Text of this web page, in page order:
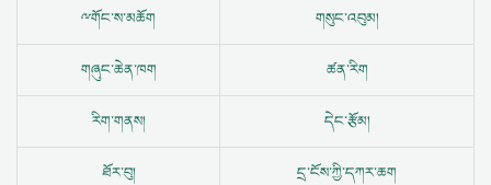
ྋགོང་ས་མཆོག གསུང་འབུམ།
གཞུང་ཆེན་ཁག ཚན་རིག
རིག་གནས། དེང་རྩོམ།
ཐོར་བུ། དྲ་ངོས་ཀྱི་དཀར་ཆག